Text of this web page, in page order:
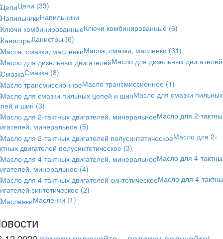
Цепи (33)
Напильники
Ключи комбинированные (6)
Канистры (6)
Масла, смазки, масленки (31)
Масло для дизельных двигателей
Смазка (8)
Масло трансмиссионное (1)
Масло для смазки пильных
и шин (3)
Масло для 2-
минеральное (5)
Масло для 2-
двигателей полусинтетическое (3)
Масло для 4-
минеральное (4)
Масло для 4-
синтетическое (2)
Масленки (1)